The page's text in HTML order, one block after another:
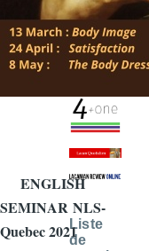
ENGLISH
SEMINAR NLS-
Quebec 2021Liste
de